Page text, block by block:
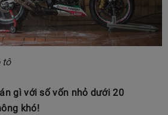
tô
gì với số vốn nhỏ dưới 20
khó!